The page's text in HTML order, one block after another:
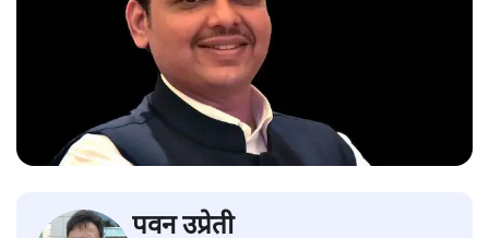
पवन उप्रेती